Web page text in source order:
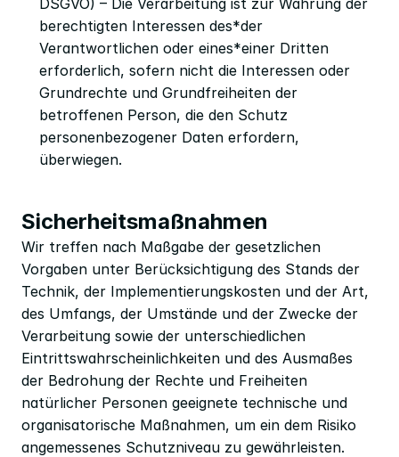
DSGVO) – Die Verarbeitung ist zur Wahrung der
berechtigten Interessen des*der
Verantwortlichen oder eines*einer Dritten
erforderlich, sofern nicht die Interessen oder
Grundrechte und Grundfreiheiten der
betroffenen Person, die den Schutz
personenbezogener Daten erfordern,
überwiegen.
Sicherheitsmaßnahmen
Wir treffen nach Maßgabe der gesetzlichen
Vorgaben unter Berücksichtigung des Stands der
Technik, der Implementierungskosten und der Art,
des Umfangs, der Umstände und der Zwecke der
Verarbeitung sowie der unterschiedlichen
Eintrittswahrscheinlichkeiten und des Ausmaßes
der Bedrohung der Rechte und Freiheiten
natürlicher Personen geeignete technische und
organisatorische Maßnahmen, um ein dem Risiko
angemessenes Schutzniveau zu gewährleisten.